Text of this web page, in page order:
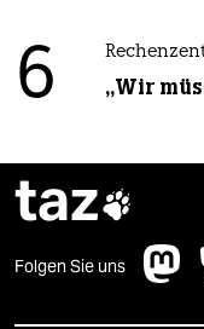
6 „Wir
taz
Folgen Sie uns